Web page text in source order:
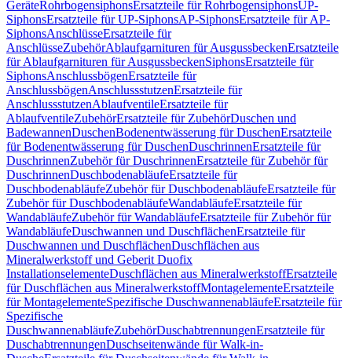
GeräteRohrbogensiphonsErsatzteile für RohrbogensiphonsUP-
SiphonsErsatzteile für UP-SiphonsAP-SiphonsErsatzteile für AP-
SiphonsAnschlüsseErsatzteile für
AnschlüsseZubehörAblaufgarnituren für AusgussbeckenErsatzteile
für Ablaufgarnituren für AusgussbeckenSiphonsErsatzteile für
SiphonsAnschlussbögenErsatzteile für
AnschlussbögenAnschlussstutzenErsatzteile für
AnschlussstutzenAblaufventileErsatzteile für
AblaufventileZubehörErsatzteile für ZubehörDuschen und
BadewannenDuschenBodenentwässerung für DuschenErsatzteile
für Bodenentwässerung für DuschenDuschrinnenErsatzteile für
DuschrinnenZubehör für DuschrinnenErsatzteile für Zubehör für
DuschrinnenDuschbodenabläufeErsatzteile für
DuschbodenabläufeZubehör für DuschbodenabläufeErsatzteile für
Zubehör für DuschbodenabläufeWandabläufeErsatzteile für
WandabläufeZubehör für WandabläufeErsatzteile für Zubehör für
WandabläufeDuschwannen und DuschflächenErsatzteile für
Duschwannen und DuschflächenDuschflächen aus
Mineralwerkstoff und Geberit Duofix
InstallationselementeDuschflächen aus MineralwerkstoffErsatzteile
für Duschflächen aus MineralwerkstoffMontagelementeErsatzteile
für MontagelementeSpezifische DuschwannenabläufeErsatzteile für
Spezifische
DuschwannenabläufeZubehörDuschabtrennungenErsatzteile für
DuschabtrennungenDuschseitenwände für Walk-in-